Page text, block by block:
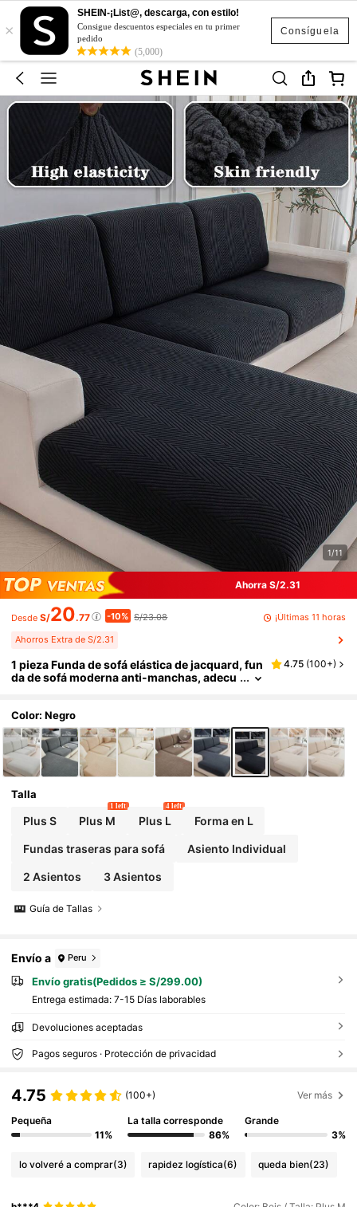
Consíguela
×
SHEIN-¡List@, descarga, con estilo!
Consigue descuentos especiales en tu primer
pedido
(5,000)
1/11
Ahorra S/2.31
Desde S/20.77 -10% S/23.08 ¡Últimas 11 horas
Ahorros Extra de S/2.31
1 pieza Funda de sofá elástica de jacquard, fun
da de sofá moderna anti-manchas, adecu
scotas, para uso en todas las estaciones, se aj
usta a sofás individuales en forma de L, chaise
longue y sofás de 1/2/3/4 plazas, funda de sof
á talla grande gruesa para decoración del hog
ar en otoño/invierno
4.75 (100+)
Color: Negro
Talla
Plus S Plus M
1 left
Plus L
4 left
Forma en L
Fundas traseras para sofá Asiento Individual
2 Asientos 3 Asientos
Guía de Tallas
Envío a Peru
Envío gratis(Pedidos ≥ S/299.00)
Entrega estimada: 7-15 Días laborables
Devoluciones aceptadas
Pagos seguros · Protección de privacidad
4.75 (100+) Ver más
Pequeña
11%
La talla corresponde
86%
Grande
3%
lo volveré a comprar(3) rapidez logística(6) queda bien(23)